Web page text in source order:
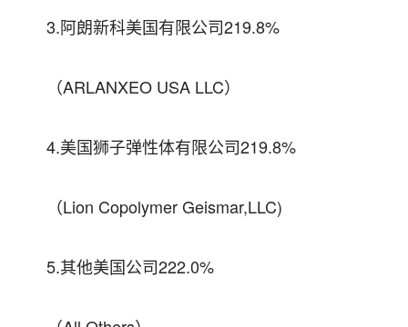
3.阿朗新科美国有限公司219.8%
（ARLANXEO USA LLC）
4.美国狮子弹性体有限公司219.8%
（Lion Copolymer Geismar,LLC)
5.其他美国公司222.0%